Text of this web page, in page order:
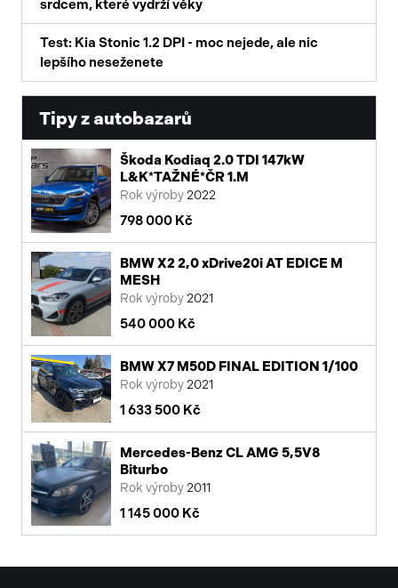
srdcem, které vydrží věky
Test: Kia Stonic 1.2 DPI - moc nejede, ale nic
lepšího neseženete
Tipy z autobazarů
Škoda Kodiaq 2.0 TDI 147kW
L&K*TAŽNÉ*ČR 1.M
Rok výroby 2022
798 000 Kč
BMW X2 2,0 xDrive20i AT EDICE M
MESH
Rok výroby 2021
540 000 Kč
BMW X7 M50D FINAL EDITION 1/100
Rok výroby 2021
1 633 500 Kč
Mercedes-Benz CL AMG 5,5V8
Biturbo
Rok výroby 2011
1 145 000 Kč